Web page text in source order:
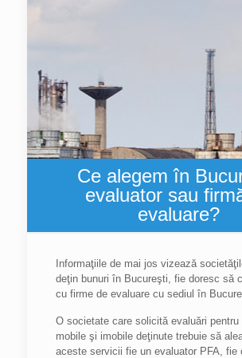
Ce alegem în
evaluator sau
evaluare?
Informaţiile de mai jos vizează
deţin bunuri în Bucureşti, fie doresc să
cu firme de evaluare cu sediul în
O societate care solicită evaluări pentru
mobile şi imobile deţinute trebuie să
aceste servicii fie un evaluator PFA, fie